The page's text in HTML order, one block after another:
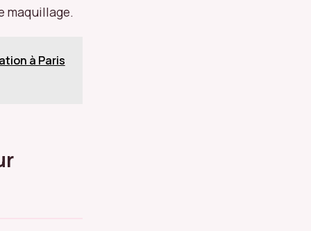
maquillage.
à Paris